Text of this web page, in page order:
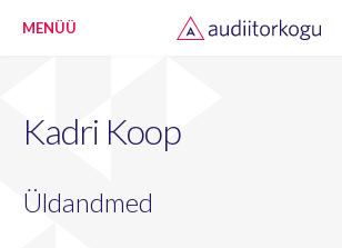
Kadri Koop
Üldandmed
MENÜÜ